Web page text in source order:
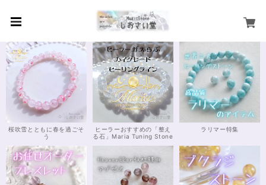
桜吹雪とともに春を過ごそ
う
ヒーラーおすすめの「整え
る石」Maria Tuning Stone
ラリマー特集